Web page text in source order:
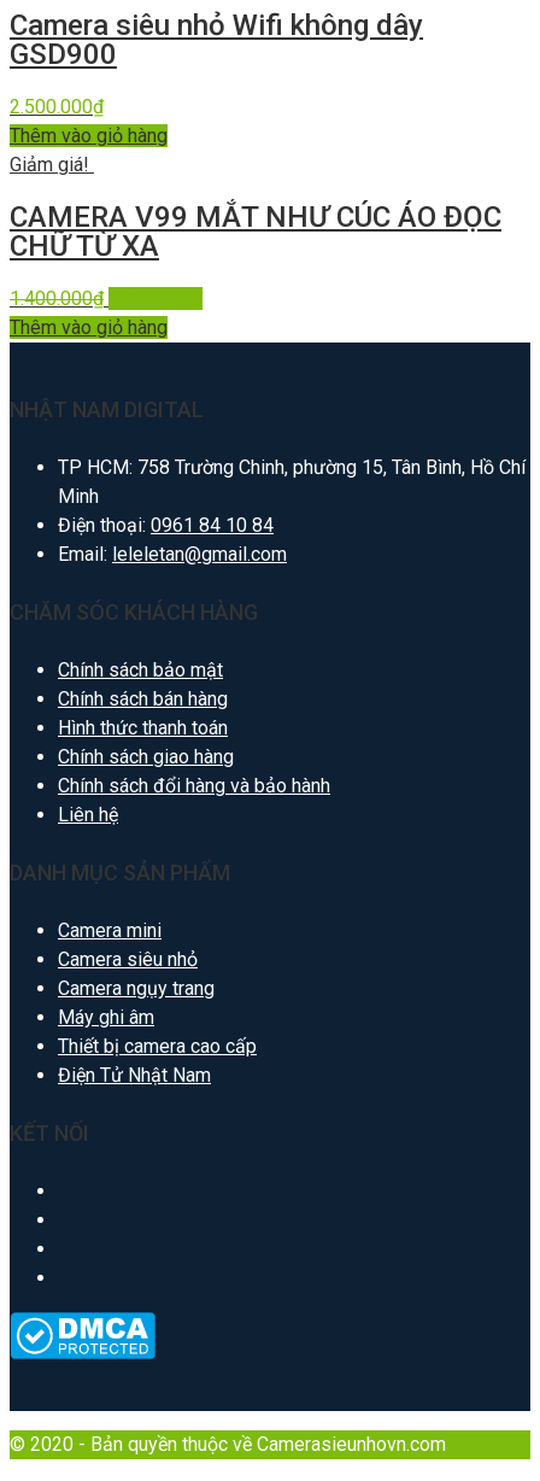
Camera siêu nhỏ Wifi không dây
GSD900
2.500.000₫
Thêm vào giỏ hàng
Giảm giá!
CAMERA V99 MẮT NHƯ CÚC ÁO ĐỌC
CHỮ TỪ XA
1.400.000₫
Thêm vào giỏ hàng
NHẬT NAM DIGITAL
TP HCM: 758 Trường Chinh, phường 15, Tân Bình, Hồ Chí
Minh
Điện thoại: 0961 84 10 84
Email: leleletan@gmail.com
CHĂM SÓC KHÁCH HÀNG
Chính sách bảo mật
Chính sách bán hàng
Hình thức thanh toán
Chính sách giao hàng
Chính sách đổi hàng và bảo hành
Liên hệ
DANH MỤC SẢN PHẨM
Camera mini
Camera siêu nhỏ
Camera ngụy trang
Máy ghi âm
Thiết bị camera cao cấp
Điện Tử Nhật Nam
KẾT NỐI
© 2020 - Bản quyền thuộc về Camerasieunhovn.com